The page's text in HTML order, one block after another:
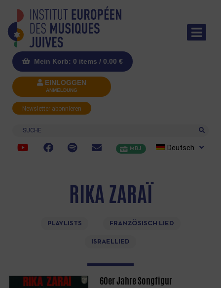
Mein Korb: 0 items / 0.00 €
EINLOGGEN
ANMELDUNG
Newsletter abonnieren
Suche
MRJ Deutsch
RIKA ZARAÏ
PLAYLISTS FRANZÖSISCH LIED
ISRAELLIED
60er Jahre Songfigur